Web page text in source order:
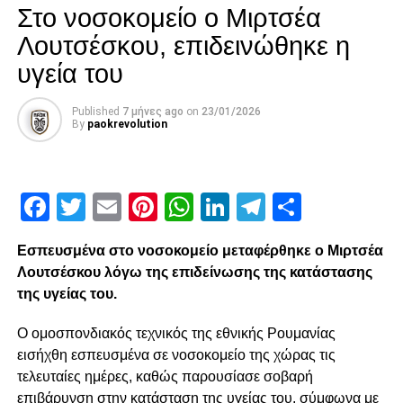
μένα για να δείξω τι αξίζω”.
Ρωτήθηκε για την κουβέντα που είχε με τον προπονητή του μετά το
ματς της Τρίπολης και απάντησε: “Μου έδωσε συγχαρητήρια, δεν
είχαμε κάποια ιδιαίτερη συζήτηση γιατί με ξέρει και τον ξέρω.
Αγωνίστηκα για 90 λεπτά, έκανα την δουλειά μου και συνεχίζουμε.
Δεν πρέπει να μείνουμε και να μείνω σε αυτά τα δύο γκολ, έχουμε
Τέλος δήλωσε: “Το δεύτερο γκολ ήταν εντυπωσιακό, αλλά και το
πρώτο δεν ήταν εύκολο γιατί το σώμα μου δεν “κοιτούσε” την μπάλα.
Facebook
Twitter
EmailPinterest
WhatsApp
LinkedIn
Telegram
Στο νοσοκομείο ο Μιρτσέα
Λουτσέσκου, επιδεινώθηκε η
υγεία του
Published 7 μήνες ago on 23/01/2026
By paokrevolution
Facebook
Twitter
EmailPinterest
WhatsApp
LinkedIn
Telegram
Εσπευσμένα στο νοσοκομείο μεταφέρθηκε ο Μιρτσέα
Λουτσέσκου λόγω της επιδείνωσης της κατάστασης
της υγείας του.
Ο ομοσπονδιακός τεχνικός της εθνικής Ρουμανίας
εισήχθη εσπευσμένα σε νοσοκομείο της χώρας τις
τελευταίες ημέρες, καθώς παρουσίασε σοβαρή
επιβάρυνση στην κατάσταση της υγείας του, σύμφωνα με